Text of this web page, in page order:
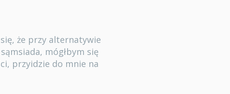
że przy alternatywie
mógłbym się
przyidzie do mnie na